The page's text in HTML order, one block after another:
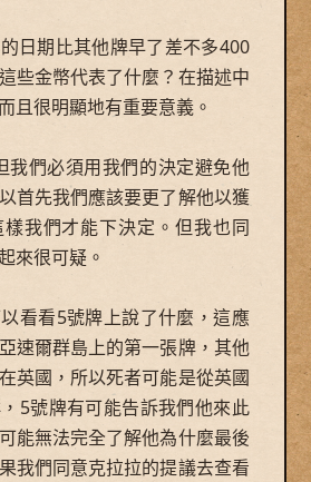
日期比其他牌早了差不多400
些金幣代表了什麼？在描述中
且很明顯地有重要意義。
我們必須用我們的決定避免他
首先我們應該要更了解他以獲
我們才能下決定。但我也同
來很可疑。
看看5號牌上說了什麼，這應
速爾群島上的第一張牌，其他
英國，所以死者可能是從英國
5號牌有可能告訴我們他來此
能無法完全了解他為什麼最後
我們同意克拉拉的提議去查看